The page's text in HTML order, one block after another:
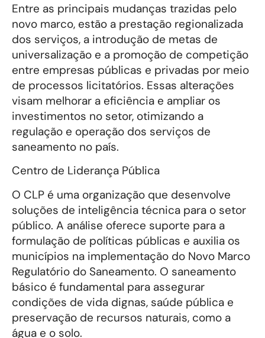
Entre as principais mudanças trazidas pelo
novo marco, estão a prestação regionalizada
dos serviços, a introdução de metas de
universalização e a promoção de competição
entre empresas públicas e privadas por meio
de processos licitatórios. Essas alterações
visam melhorar a eficiência e ampliar os
investimentos no setor, otimizando a
regulação e operação dos serviços de
saneamento no país.
Centro de Liderança Pública
O CLP é uma organização que desenvolve
soluções de inteligência técnica para o setor
público. A análise oferece suporte para a
formulação de políticas públicas e auxilia os
municípios na implementação do Novo Marco
Regulatório do Saneamento. O saneamento
básico é fundamental para assegurar
condições de vida dignas, saúde pública e
preservação de recursos naturais, como a
água e o solo.